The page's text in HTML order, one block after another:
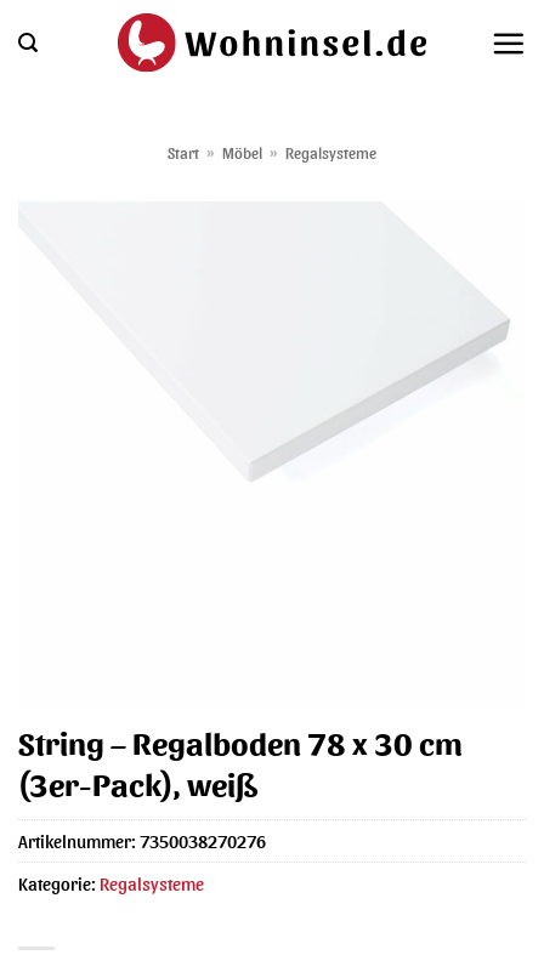
Inhalt
Start » Möbel » Regalsysteme
String – Regalboden 78 x 30 cm
(3er-Pack), weiß
Artikelnummer: 7350038270276
Kategorie: Regalsysteme